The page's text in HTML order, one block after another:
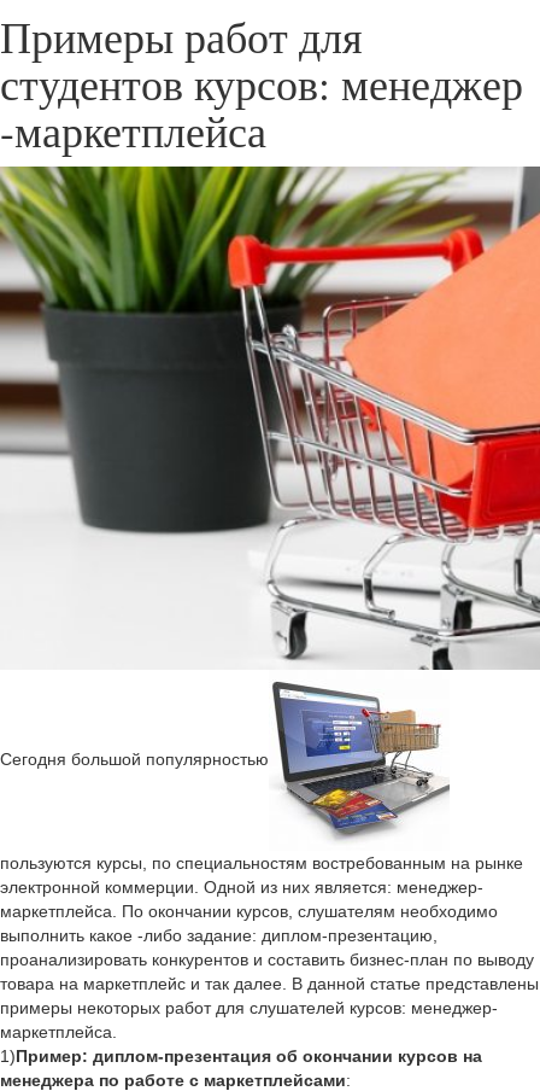
Примеры работ для
студентов курсов: менеджер
-маркетплейса
Сегодня большой популярностью
пользуются курсы, по специальностям востребованным на рынке
электронной коммерции. Одной из них является: менеджер-
маркетплейса. По окончании курсов, слушателям необходимо
выполнить какое -либо задание: диплом-презентацию,
проанализировать конкурентов и составить бизнес-план по выводу
товара на маркетплейс и так далее. В данной статье представлены
примеры некоторых работ для слушателей курсов: менеджер-
маркетплейса.
1)Пример: диплом-презентация об окончании курсов на
менеджера по работе с маркетплейсами: